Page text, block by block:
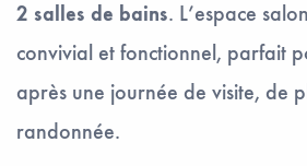
2 salles de bains. L’espace
convivial et fonctionnel, parfait
après une journée de visite, de
randonnée.